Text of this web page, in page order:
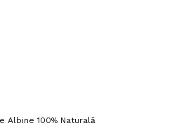
Albine 100% Naturală